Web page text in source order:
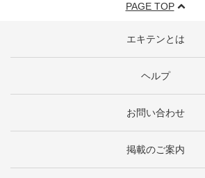
PAGE TOP
エキテンとは
ヘルプ
お問い合わせ
掲載のご案内